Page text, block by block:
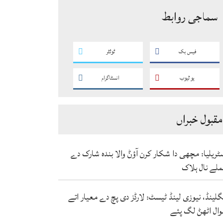
سماجی روابط
فیس بک ٹوئٹر
یو ٹیوب انسٹاگرام
مقبول خبراں
مچھی دا شکار کرن آؤݨ والا بندہ شارک دے
نال ہلاک
نیوزی لینڈ ٹیسٹ: لارڈز دی پچ دے معیار اتے
اٹھݨ لگ پئے